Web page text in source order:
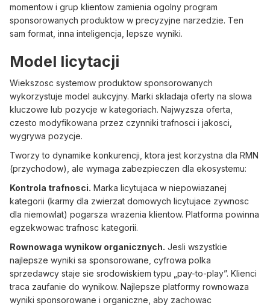
momentow i grup klientow zamienia ogolny program
sponsorowanych produktow w precyzyjne narzedzie. Ten
sam format, inna inteligencja, lepsze wyniki.
Model licytacji
Wiekszosc systemow produktow sponsorowanych
wykorzystuje model aukcyjny. Marki skladaja oferty na slowa
kluczowe lub pozycje w kategoriach. Najwyzsza oferta,
czesto modyfikowana przez czynniki trafnosci i jakosci,
wygrywa pozycje.
Tworzy to dynamike konkurencji, ktora jest korzystna dla RMN
(przychodow), ale wymaga zabezpieczen dla ekosystemu:
Kontrola trafnosci. Marka licytujaca w niepowiazanej
kategorii (karmy dla zwierzat domowych licytujace zywnosc
dla niemowlat) pogarsza wrazenia klientow. Platforma powinna
egzekwowac trafnosc kategorii.
Rownowaga wynikow organicznych. Jesli wszystkie
najlepsze wyniki sa sponsorowane, cyfrowa polka
sprzedawcy staje sie srodowiskiem typu „pay-to-play”. Klienci
traca zaufanie do wynikow. Najlepsze platformy rownowaza
wyniki sponsorowane i organiczne, aby zachowac